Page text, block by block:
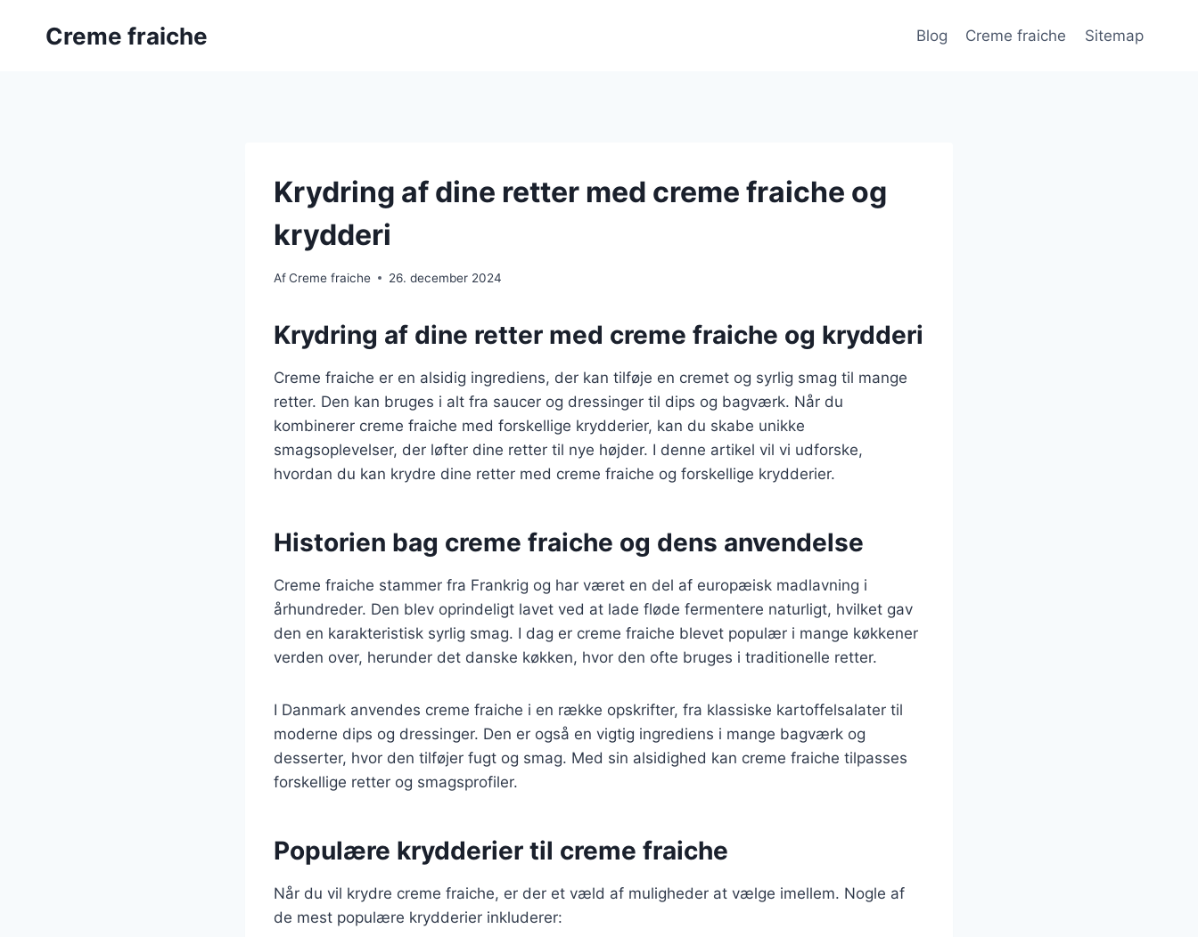
Creme fraiche Blog Creme fraiche Sitemap
Krydring af dine retter med creme fraiche og
krydderi
AfCreme fraiche 26. december 2024
Krydring af dine retter med creme fraiche og krydderi
Creme fraiche er en alsidig ingrediens, der kan tilføje en cremet og syrlig smag til mange
retter. Den kan bruges i alt fra saucer og dressinger til dips og bagværk. Når du
kombinerer creme fraiche med forskellige krydderier, kan du skabe unikke
smagsoplevelser, der løfter dine retter til nye højder. I denne artikel vil vi udforske,
hvordan du kan krydre dine retter med creme fraiche og forskellige krydderier.
Historien bag creme fraiche og dens anvendelse
Creme fraiche stammer fra Frankrig og har været en del af europæisk madlavning i
århundreder. Den blev oprindeligt lavet ved at lade fløde fermentere naturligt, hvilket gav
den en karakteristisk syrlig smag. I dag er creme fraiche blevet populær i mange køkkener
verden over, herunder det danske køkken, hvor den ofte bruges i traditionelle retter.
I Danmark anvendes creme fraiche i en række opskrifter, fra klassiske kartoffelsalater til
moderne dips og dressinger. Den er også en vigtig ingrediens i mange bagværk og
desserter, hvor den tilføjer fugt og smag. Med sin alsidighed kan creme fraiche tilpasses
forskellige retter og smagsprofiler.
Populære krydderier til creme fraiche
Når du vil krydre creme fraiche, er der et væld af muligheder at vælge imellem. Nogle af
de mest populære krydderier inkluderer: